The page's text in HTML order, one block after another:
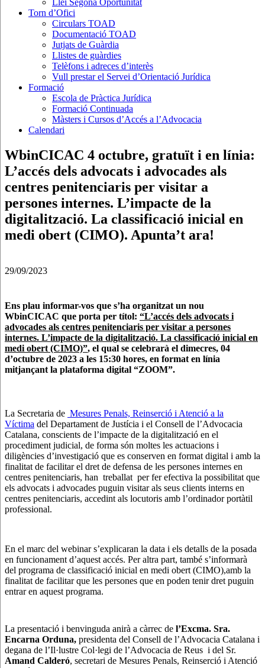
Torn d’Ofici
Circulars TOAD
Documentació TOAD
Jutjats de Guàrdia
Llistes de guàrdies
Telèfons i adreces d’interès
Vull prestar el Servei d’Orientació Jurídica
Formació
Escola de Pràctica Jurídica
Formació Continuada
Màsters i Cursos d’Accés a l’Advocacia
Calendari
WbinCICAC 4 octubre, gratuït i en línia:
L’accés dels advocats i advocades als
centres penitenciaris per visitar a
persones internes. L’impacte de la
digitalització. La classificació inicial en
medi obert (CIMO). Apunta’t ara!
29/09/2023
Ens plau informar-vos que s’ha organitzat un nou
WbinCICAC que porta per títol: “L’accés dels advocats i
advocades als centres penitenciaris per visitar a persones
internes. L’impacte de la digitalització. La classificació inicial en
medi obert (CIMO)”, el qual se celebrarà el dimecres, 04
d’octubre de 2023 a les 15:30 hores, en format en línia
mitjançant la plataforma digital “ZOOM”.
La Secretaria de Mesures Penals, Reinserció i Atenció a la
Víctima del Departament de Justícia i el Consell de l’Advocacia
Catalana, conscients de l’impacte de la digitalització en el
procediment judicial, de forma són moltes les actuacions i
diligències d’investigació que es conserven en format digital i amb la
finalitat de facilitar el dret de defensa de les persones internes en
centres penitenciaris, han treballat per fer efectiva la possibilitat que
els advocats i advocades puguin visitar als seus clients interns en
centres penitenciaris, accedint als locutoris amb l’ordinador portàtil
professional.
En el marc del webinar s’explicaran la data i els detalls de la posada
en funcionament d’aquest accés. Per altra part, també s’informarà
del programa de classificació inicial en medi obert (CIMO),amb la
finalitat de facilitar que les persones que en poden tenir dret puguin
entrar en aquest programa.
La presentació i benvinguda anirà a càrrec de l’Excma. Sra.
Encarna Orduna, presidenta del Consell de l’Advocacia Catalana i
degana de l’Il·lustre Col·legi de l’Advocacia de Reus i del Sr.
Amand Calderó, secretari de Mesures Penals, Reinserció i Atenció